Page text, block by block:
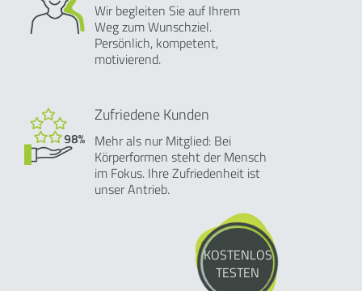
Wir begleiten Sie auf Ihrem
Weg zum Wunschziel.
Persönlich, kompetent,
motivierend.
Zufriedene Kunden
Mehr als nur Mitglied: Bei
Körperformen steht der Mensch
im Fokus. Ihre Zufriedenheit ist
unser Antrieb.
KOSTENLOS
TESTEN